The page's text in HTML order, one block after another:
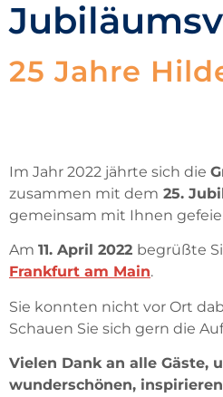
25 Jahre
Im Jahr 2022 jährte sich die
zusammen mit dem 25.
gemeinsam mit Ihnen
Am 11. April 2022 begrüßte
Frankfurt am Main.
Sie konnten nicht vor Ort
Schauen Sie sich gern die
Vielen Dank an alle Gäste,
wunderschönen,